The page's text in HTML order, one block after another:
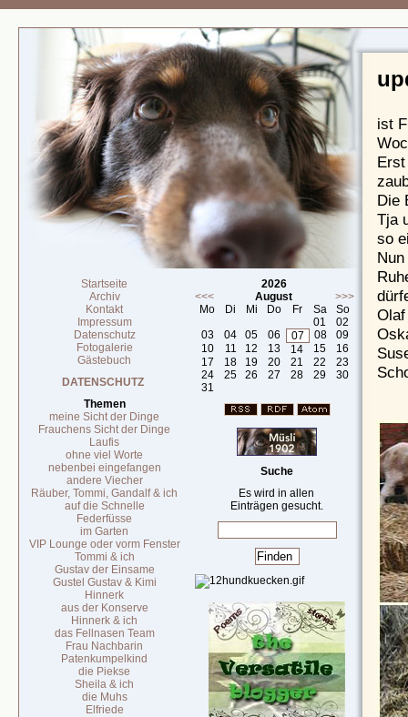
Startseite
Archiv
Kontakt
Impressum
Datenschutz
Fotogalerie
Gästebuch
DATENSCHUTZ
Themen
meine Sicht der Dinge
Frauchens Sicht der Dinge
Laufis
ohne viel Worte
nebenbei eingefangen
andere Viecher
Räuber, Tommi, Gandalf & ich
auf die Schnelle
Federfüsse
im Garten
VIP Lounge oder vorm Fenster
Tommi & ich
Gustav der Einsame
Gustel Gustav & Kimi
Hinnerk
aus der Konserve
Hinnerk & ich
das Fellnasen Team
Frau Nachbarin
Patenkumpelkind
die Piekse
Sheila & ich
die Muhs
Elfriede
2026
<<<
August
>>>
Mo
Di Mi Do Fr Sa
So
01
02
03
04 05 06 07 08
09
10
11 12 13 14 15
16
17
18 19 20 21 22
23
24
25 26 27 28 29
30
31
Suche
Es wird in allen
Einträgen gesucht.
ist
Die
Tja
so
Olaf